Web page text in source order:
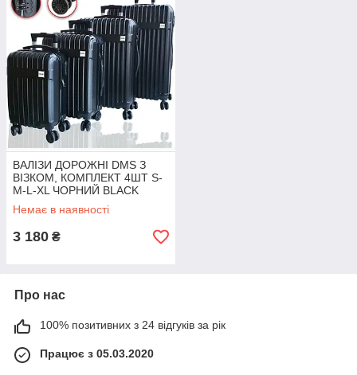
ВАЛІЗИ ДОРОЖНІ DMS З
ВІЗКОМ, КОМПЛЕКТ 4ШТ S-
M-L-XL ЧОРНИЙ BLACK
НІМЕЧЧИНА
Немає в наявності
3 180 ₴
Про нас
100% позитивних з 24 відгуків за рік
Працює з 05.03.2020